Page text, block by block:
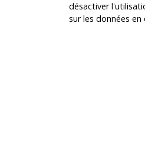
désactiver
sur les données